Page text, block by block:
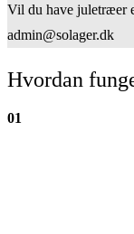
Vil du have juletræer
admin@solager.dk
Hvordan
01